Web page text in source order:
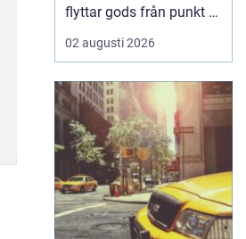
flyttar gods från punkt A
till punkt B. För många
företag är den en
verksamheten ett nav
som påverkar
kundnöjdhet, lönsamhet
och miljöpåverkan. ...
02 augusti 2026